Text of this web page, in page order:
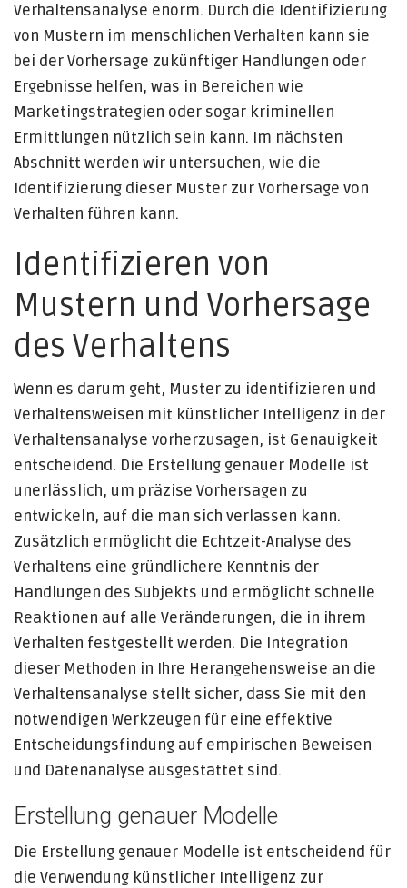
Verhaltensanalyse enorm. Durch die Identifizierung
von Mustern im menschlichen Verhalten kann sie
bei der Vorhersage zukünftiger Handlungen oder
Ergebnisse helfen, was in Bereichen wie
Marketingstrategien oder sogar kriminellen
Ermittlungen nützlich sein kann. Im nächsten
Abschnitt werden wir untersuchen, wie die
Identifizierung dieser Muster zur Vorhersage von
Verhalten führen kann.
Identifizieren von
Mustern und Vorhersage
des Verhaltens
Wenn es darum geht, Muster zu identifizieren und
Verhaltensweisen mit künstlicher Intelligenz in der
Verhaltensanalyse vorherzusagen, ist Genauigkeit
entscheidend. Die Erstellung genauer Modelle ist
unerlässlich, um präzise Vorhersagen zu
entwickeln, auf die man sich verlassen kann.
Zusätzlich ermöglicht die Echtzeit-Analyse des
Verhaltens eine gründlichere Kenntnis der
Handlungen des Subjekts und ermöglicht schnelle
Reaktionen auf alle Veränderungen, die in ihrem
Verhalten festgestellt werden. Die Integration
dieser Methoden in Ihre Herangehensweise an die
Verhaltensanalyse stellt sicher, dass Sie mit den
notwendigen Werkzeugen für eine effektive
Entscheidungsfindung auf empirischen Beweisen
und Datenanalyse ausgestattet sind.
Erstellung genauer Modelle
Die Erstellung genauer Modelle ist entscheidend für
die Verwendung künstlicher Intelligenz zur